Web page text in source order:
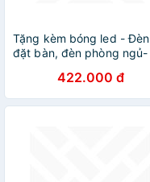
Tặng kèm bóng led - Đèn
đặt bàn, đèn phòng ngủ-
422.000 đ